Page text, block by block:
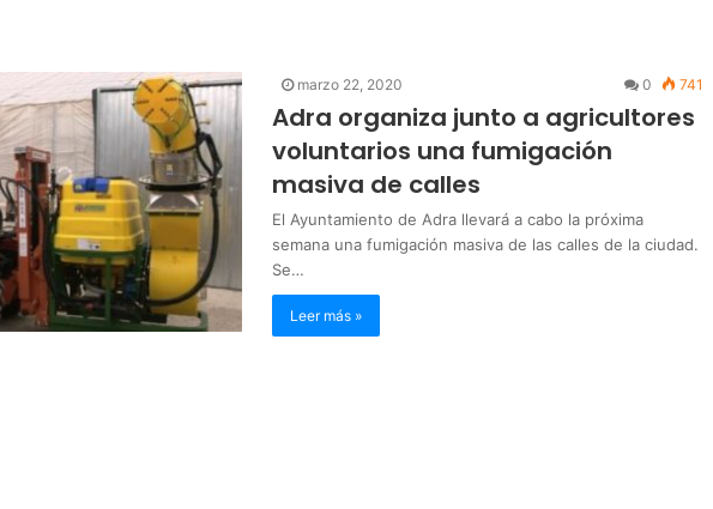
marzo 22, 2020 0 741
Adra organiza junto a agricultores
voluntarios una fumigación
masiva de calles
El Ayuntamiento de Adra llevará a cabo la próxima
semana una fumigación masiva de las calles de la ciudad.
Se…
Leer más »